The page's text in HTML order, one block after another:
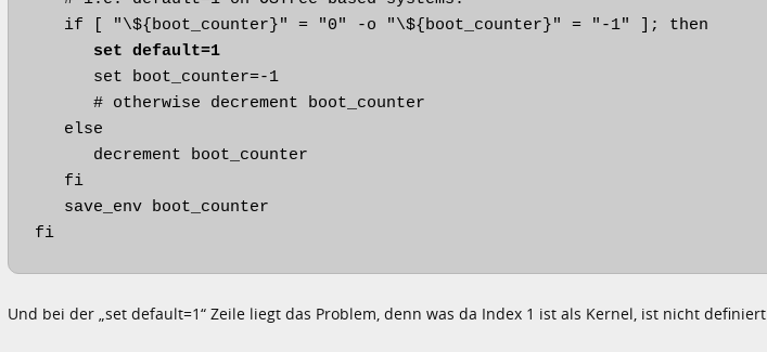
   if [ "\${boot_counter}" = "0" -o "\${boot_counter}" = "-1" ]; then
set default=1
      set boot_counter=-1
      # otherwise decrement boot_counter
   else
      decrement boot_counter
   fi
   save_env boot_counter
fi
Und bei der „set default=1“ Zeile liegt das Problem, denn was da Index 1 ist als Kernel, ist nicht definiert.